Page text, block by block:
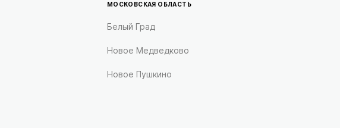
МОСКОВСКАЯ ОБЛАСТЬ
Белый Град
Новое Медведково
Новое Пушкино